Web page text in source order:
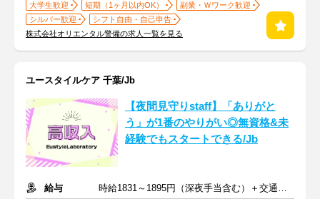
大学生歓迎 短期（1ヶ月以内OK）
副業・Ｗワーク歓迎
シルバー歓迎
シフト自由・自己申告
株式会社オリエンタル警備の求人一覧を見る
ユースタイルケア 千葉/Jb
【夜間見守りstaff】「ありがと
う」が1番のやりがい◎無資格&未
経験でもスタートできる/Jb
給与
時給1831～1895円（深夜手当含む）＋交通費支給